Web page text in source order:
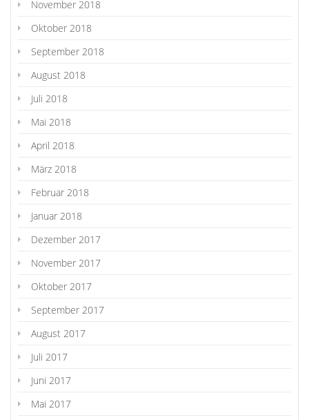
November 2018
Oktober 2018
September 2018
August 2018
Juli 2018
Mai 2018
April 2018
März 2018
Februar 2018
Januar 2018
Dezember 2017
November 2017
Oktober 2017
September 2017
August 2017
Juli 2017
Juni 2017
Mai 2017